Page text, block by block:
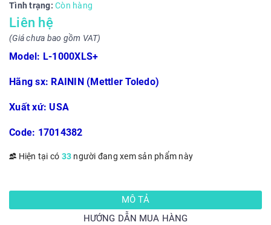
Tình trạng: Còn hàng
Liên hệ
(Giá chưa bao gồm VAT)
Model: L-1000XLS+
Hãng sx: RAININ (Mettler Toledo)
Xuất xứ: USA
Code: 17014382
Hiện tại có 33 người đang xem sản phẩm này
MÔ TẢ
HƯỚNG DẪN MUA HÀNG